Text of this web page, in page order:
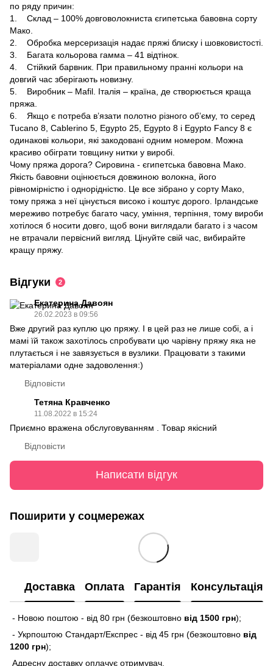
по ряду причин:
1. Склад – 100% довговолокниста єгипетська бавовна сорту
Мако.
2. Обробка мерсеризація надає пряжі блиску і шовковистості.
3. Багата кольорова гамма – 41 відтінок.
4. Стійкий барвник. При правильному пранні кольори на
довгий час зберігають новизну.
5. Виробник – Mafil. Італія – країна, де створюється краща
пряжа.
6. Якщо є потреба в’язати полотно різного об’єму, то серед
Tucano 8, Cablerino 5, Egypto 25, Egypto 8 і Egypto Fancy 8 є
одинакові кольори, які закодовані одним номером. Можна
красиво обіграти товщину нитки у виробі.
Чому пряжа дорога? Сировина - єгипетська бавовна Мако.
Якість бавовни оцінюється довжиною волокна, його
рівномірністю і однорідністю. Це все зібрано у сорту Мако,
тому пряжа з неї цінується високо і коштує дорого. Ірландське
мереживо потребує багато часу, уміння, терпіння, тому вироби
хотілося б носити довго, щоб вони виглядали багато і з часом
не втрачали первісний вигляд. Цінуйте свій час, вибирайте
кращу пряжу.
Відгуки 2
Екатерина Давоян
26.02.2023 в 09:56
Вже другий раз куплю цю пряжу. І в цей раз не лише собі, а і
мамі їй також захотілось спробувати цю чарівну пряжу яка не
плутається і не завязується в вузлики. Працювати з такими
матеріалами одне задоволення:)
Відповісти
Тетяна Кравченко
11.08.2022 в 15:24
Приємно вражена обслуговуванням . Товар якісний
Відповісти
Написати відгук
Поширити у соцмережах
Доставка Оплата Гарантія Консультація
- Новою поштою - від 80 грн (безкоштовно від 1500 грн);
- Укрпоштою Стандарт/Експрес - від 45 грн (безкоштовно від
1200 грн);
Адресну доставку оплачує отримувач.